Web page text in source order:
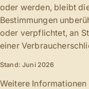
oder werden, bleibt
Bestimmungen
oder verpflichtet, an
einer
Stand: Juni 2026
Weitere Informationen